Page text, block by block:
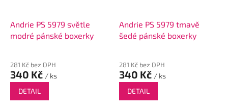
Andrie PS 5979 světle
modré pánské boxerky
281 Kč bez DPH
340 Kč / ks
DETAIL
Andrie PS 5979 tmavě
šedé pánské boxerky
281 Kč bez DPH
340 Kč / ks
DETAIL